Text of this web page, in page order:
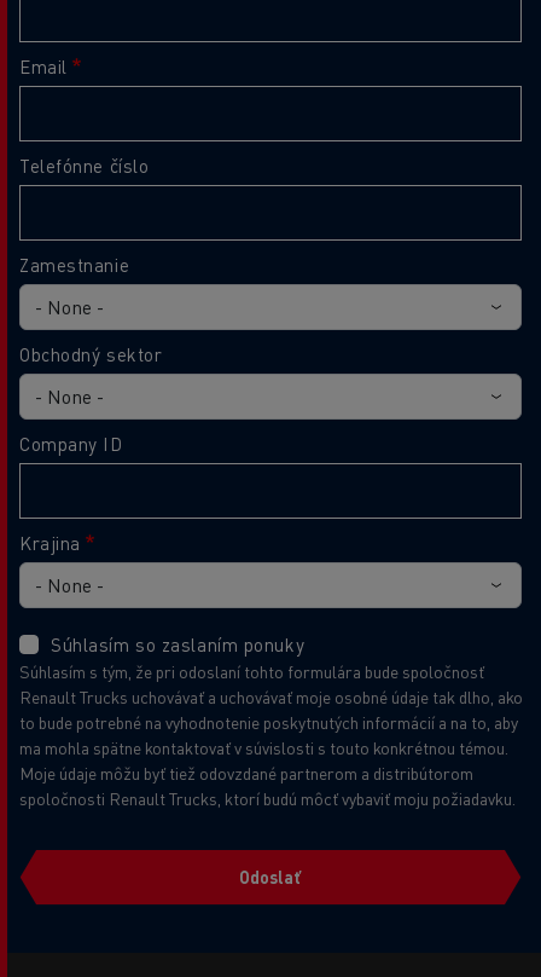
Email
Telefónne číslo
Zamestnanie
Obchodný sektor
Company ID
Krajina
Súhlasím so zaslaním ponuky
Súhlasím s tým, že pri odoslaní tohto formulára bude spoločnosť
Renault Trucks uchovávať a uchovávať moje osobné údaje tak dlho, ako
to bude potrebné na vyhodnotenie poskytnutých informácií a na to, aby
ma mohla spätne kontaktovať v súvislosti s touto konkrétnou témou.
Moje údaje môžu byť tiež odovzdané partnerom a distribútorom
spoločnosti Renault Trucks, ktorí budú môcť vybaviť moju požiadavku.
Odoslať